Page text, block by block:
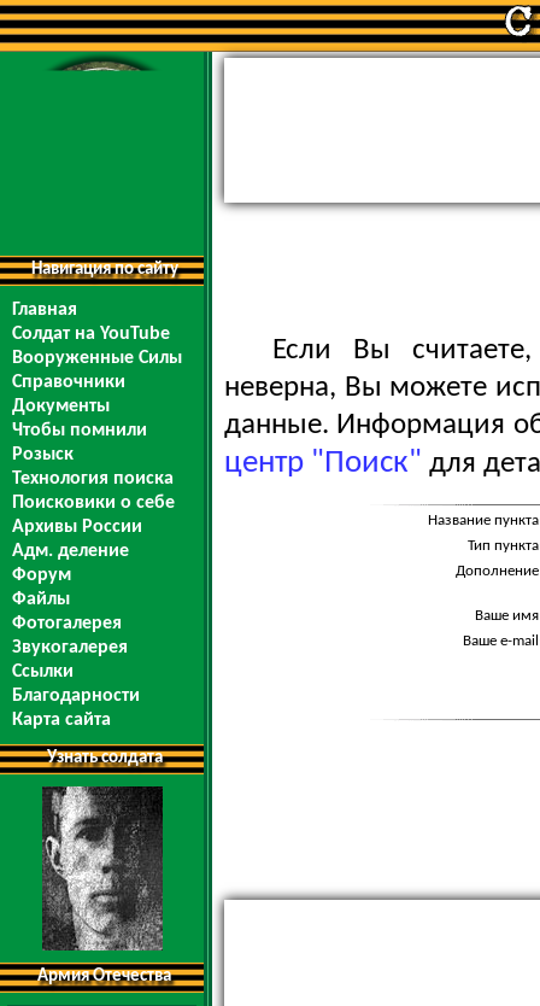
Навигация по сайту
Главная
Солдат на YouTube
Вооруженные Силы
Справочники
Документы
Чтобы помнили
Розыск
Технология поиска
Поисковики о себе
Архивы России
Адм. деление
Форум
Файлы
Фотогалерея
Звукогалерея
Ссылки
Благодарности
Карта сайта
Узнать солдата
Армия Отечества
Если Вы
неверна, Вы можете
данные. Информация
центр "Поиск" для
Название
Тип
Ваше
Ваше e-